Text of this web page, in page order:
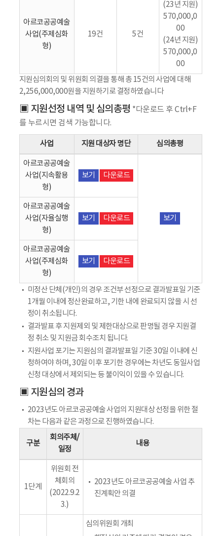
아르코공공예술
사업(주제심화
형)
19건 5건
(23년 지원)
570,000,0
00
(24년 지원)
570,000,0
00
지원심의회의 및 위원회 의결을 통해 총 15건의 사업에 대해
2,256,000,000원을 지원하기로 결정하였습니다
▣ 지원선정 내역 및 심의총평 *다운로드 후 Ctrl+F
를 누르시면 검색 가능합니다.
사업 지원 대상자 명단 심의총평
아르코공공예술
사업(지속활용
형)
보기 다운로드
보기
아르코공공예술
사업(자율실행
형)
보기 다운로드
아르코공공예술
사업(주제심화
형)
보기 다운로드
미정산 단체(개인)의 경우 조건부 선정으로 결과발표일 기준
1개월 이내에 정산완료하고, 기한 내에 완료되지 않을 시 선
정이 취소됩니다.
결과발표 후 지원제외 및 제한대상으로 판명될 경우 지원결
정 취소 및 지원금 회수조치 됩니다.
지원사업 포기는 지원심의 결과발표일 기준 30일 이내에 신
청하여야 하며, 30일 이후 포기한 경우에는 차년도 동일사업
신청 대상에서 제외되는 등 불이익이 있을 수 있습니다.
▣ 지원심의 경과
2023년도 아르코공공예술 사업의 지원대상 선정을 위한 절
차는 다음과 같은 과정으로 진행하였습니다.
구분
회의주체/
일정
내용
1단계
위원회 전
체회의
(2022.9.2
3.)
2023년도 아르코공공예술 사업 추
진계획안 의결
심의위원회 개최